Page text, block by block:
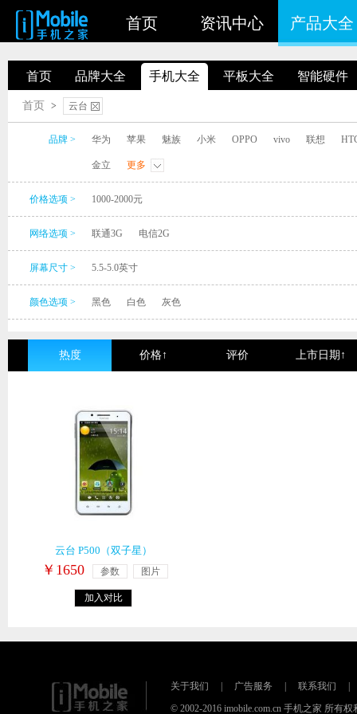
首页 资讯中心 产品大全
首页 品牌大全 手机大全 平板大全 智能硬件
首页 > 云台
品牌 > 华为 苹果 魅族 小米 OPPO vivo 联想
金立 更多
价格选项 > 1000-2000元
网络选项 > 联通3G 电信2G
屏幕尺寸 > 5.5-5.0英寸
颜色选项 > 黑色 白色 灰色
热度 价格↑ 评价 上市日期↑
云台 P500（双子星）
￥1650 参数 图片
加入对比
关于我们 广告服务 联系我们
© 2002-2016 imobile.com.cn 手机之家 所有权